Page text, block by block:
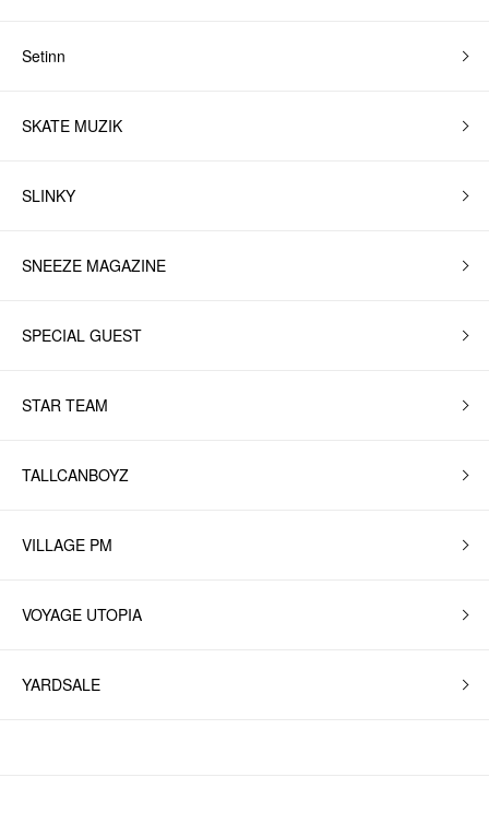
Setinn
SKATE MUZIK
SLINKY
SNEEZE MAGAZINE
SPECIAL GUEST
STAR TEAM
TALLCANBOYZ
VILLAGE PM
VOYAGE UTOPIA
YARDSALE